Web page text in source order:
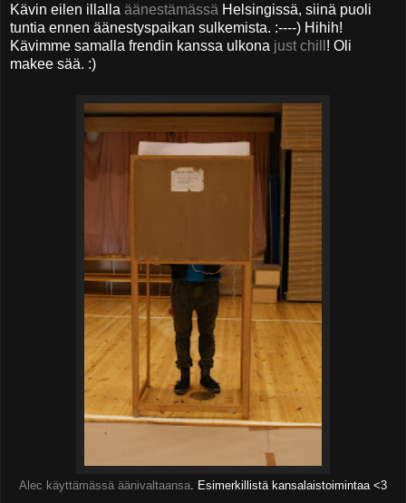
Kävin eilen illalla äänestämässä Helsingissä, siinä puoli
tuntia ennen äänestyspaikan sulkemista. :----) Hihih!
Kävimme samalla frendin kanssa ulkona just chill ! Oli
makee sää. :)
Alec käyttämässä äänivaltaansa. Esimerkillistä kansalaistoimintaa <3